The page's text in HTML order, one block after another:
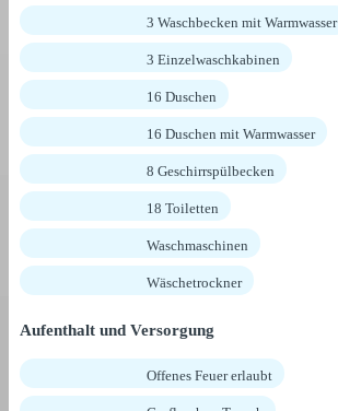
3 Waschbecken mit Warmwasser
3 Einzelwaschkabinen
16 Duschen
16 Duschen mit Warmwasser
8 Geschirrspülbecken
18 Toiletten
Waschmaschinen
Wäschetrockner
Aufenthalt und Versorgung
Offenes Feuer erlaubt